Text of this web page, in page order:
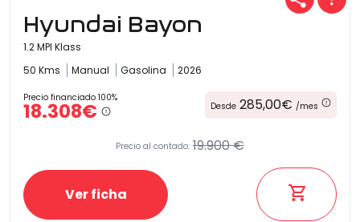
Hyundai Bayon
1.2 MPI Klass
50 Kms
Manual Gasolina 2026
Precio financiado 100%
18.308€ Desde 285,00€ /mes
Precio al contado: 19.900 €
Ver ficha